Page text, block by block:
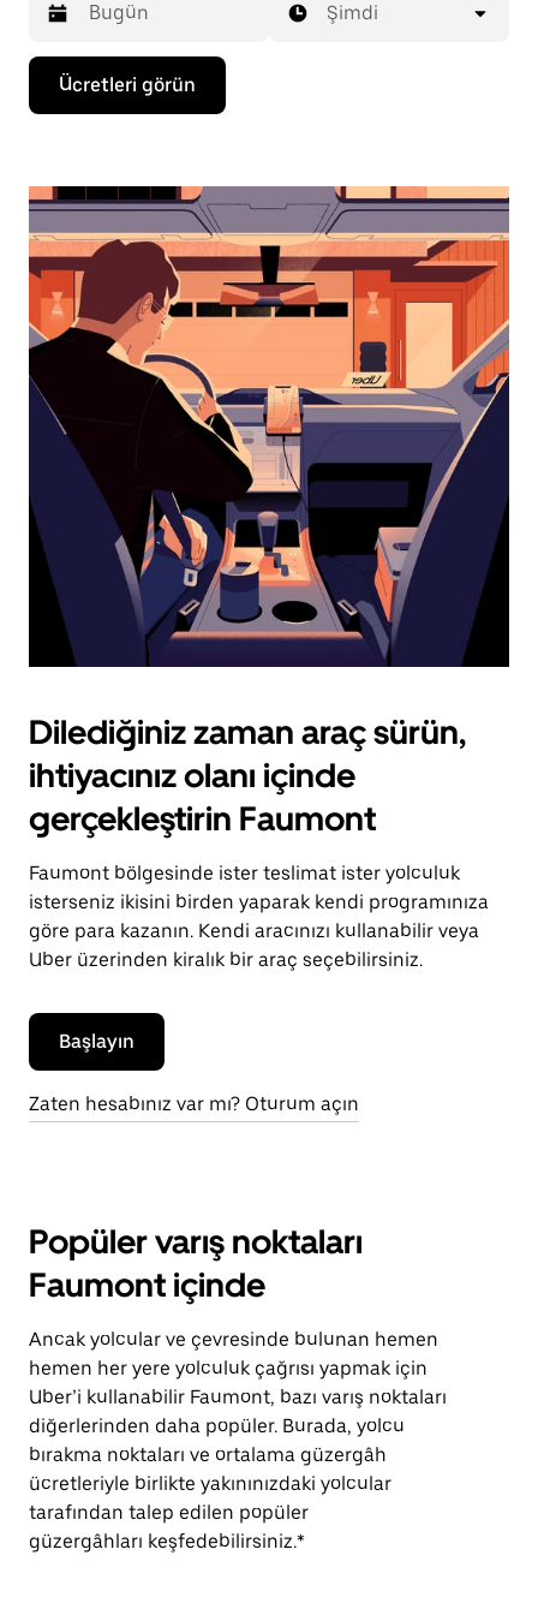
Takvimle
etkileşime
geçmek
seçmek
aşağı
ok
tuşuna
basın.
Takvimi
kapatmak
için
escape
tuşuna
basın.
Şimdi
Ücretleri görün
Dilediğiniz zaman araç sürün,
ihtiyacınız olanı içinde
gerçekleştirin Faumont
Faumont bölgesinde ister teslimat ister yolculuk
isterseniz ikisini birden yaparak kendi programınıza
göre para kazanın. Kendi aracınızı kullanabilir veya
Uber üzerinden kiralık bir araç seçebilirsiniz.
Başlayın
Zaten hesabınız var mı? Oturum açın
Popüler varış noktaları
Faumont içinde
Ancak yolcular ve çevresinde bulunan hemen
hemen her yere yolculuk çağrısı yapmak için
Uber’i kullanabilir Faumont, bazı varış noktaları
diğerlerinden daha popüler. Burada, yolcu
bırakma noktaları ve ortalama güzergâh
ücretleriyle birlikte yakınınızdaki yolcular
tarafından talep edilen popüler
güzergâhları keşfedebilirsiniz.*